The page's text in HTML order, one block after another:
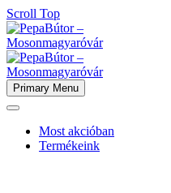
Scroll Top
Primary Menu
Most akcióban
Termékeink